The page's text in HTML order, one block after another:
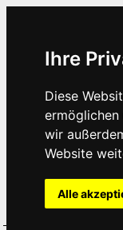
Ihre
Diese
ermöglichen
wir
Website
Alle